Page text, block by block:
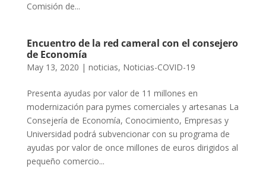
Comisión de...
Encuentro de la red cameral con el consejero
de Economía
May 13, 2020 | noticias, Noticias-COVID-19
Presenta ayudas por valor de 11 millones en
modernización para pymes comerciales y artesanas La
Consejería de Economía, Conocimiento, Empresas y
Universidad podrá subvencionar con su programa de
ayudas por valor de once millones de euros dirigidos al
pequeño comercio...